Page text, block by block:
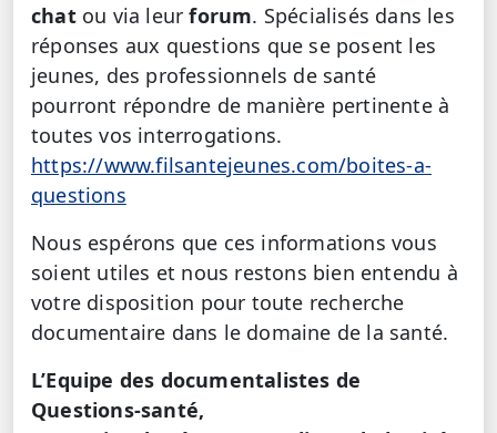
chatou via leurforum. Spécialisés dans les
réponses aux questions que se posent les
jeunes, des professionnels de santé
pourront répondre de manière pertinente à
toutes vos interrogations.
https://www.filsantejeunes.com/boites-a-
questions
Nous espérons que ces informations vous
soient utiles et nous restons bien entendu à
votre disposition pour toute recherche
documentaire dans le domaine de la santé.
L’Equipe des documentalistes de
Questions-santé,